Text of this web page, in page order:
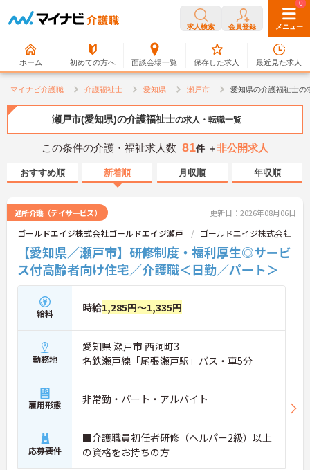
求人検索 会員登録 メニュー
ホーム 初めての方へ 面談会場一覧
0
保存した求人
0
最近見た求人
マイナビ介護職 介護福祉士 愛知県 瀬戸市 愛知県の介護福祉士の
瀬戸市(愛知県)の介護福祉士の求人・転職一覧
この条件の介護・福祉求人数 81件 ＋非公開求人
おすすめ順 新着順 月収順 年収順
通所介護（デイサービス） 更新日：2026年08月06日
ゴールドエイジ株式会社ゴールドエイジ瀬戸 ゴールドエイジ株式会社
【愛知県／瀬戸市】研修制度・福利厚生◎サービ
ス付高齢者向け住宅／介護職＜日勤／パート＞
給料 時給1,285円～1,335円
勤務地
愛知県 瀬戸市 西洞町3
名鉄瀬戸線「尾張瀬戸駅」バス・車5分
雇用形態 非常勤・パート・アルバイト
応募要件
■介護職員初任者研修（ヘルパー2級）以上
の資格をお持ちの方